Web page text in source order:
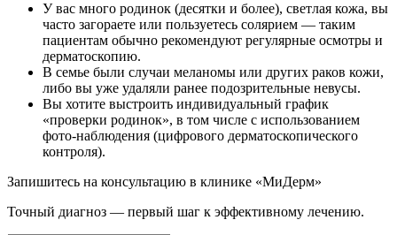
У вас много родинок (десятки и более), светлая кожа, вы
часто загораете или пользуетесь солярием — таким
пациентам обычно рекомендуют регулярные осмотры и
дерматоскопию.
В семье были случаи меланомы или других раков кожи,
либо вы уже удаляли ранее подозрительные невусы.
Вы хотите выстроить индивидуальный график
«проверки родинок», в том числе с использованием
фото‑наблюдения (цифрового дерматоскопического
контроля).
Запишитесь на консультацию в клинике «МиДерм»
Точный диагноз — первый шаг к эффективному лечению.